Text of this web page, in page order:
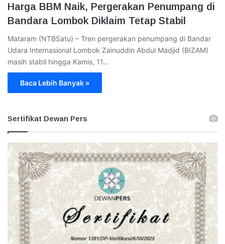
Harga BBM Naik, Pergerakan Penumpang di
Bandara Lombok Diklaim Tetap Stabil
Mataram (NTBSatu) – Tren pergerakan penumpang di Bandar
Udara Internasional Lombok Zainuddin Abdul Madjid (BIZAM)
masih stabil hingga Kamis, 11…
Baca Lebih Banyak »
Sertifikat Dewan Pers